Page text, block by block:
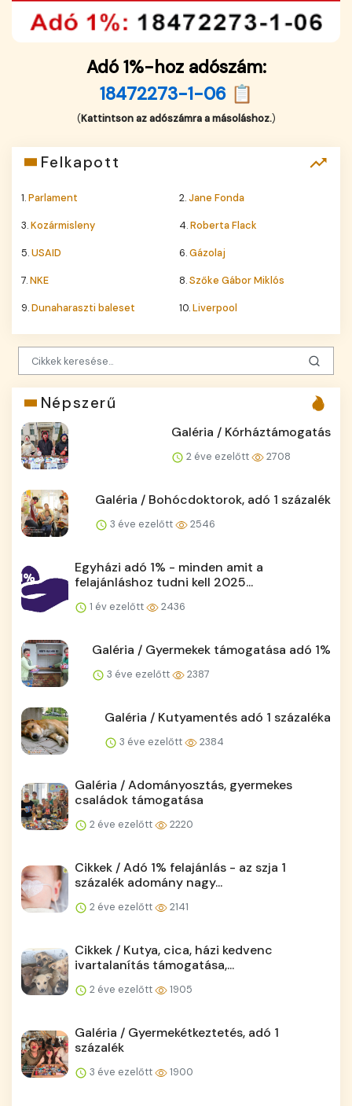
Adó 1%-hoz adószám:
18472273-1-06 📋
(Kattintson az adószámra a másoláshoz.)
Felkapott
1.Parlament 2.Jane Fonda
3.Kozármisleny 4.Roberta Flack
5.USAID 6.Gázolaj
7.NKE 8.Szőke Gábor Miklós
9.Dunaharaszti baleset 10.Liverpool
Népszerű
Galéria / Kórháztámogatás
2 éve ezelőtt 2708
Galéria / Bohócdoktorok, adó 1 százalék
3 éve ezelőtt 2546
Egyházi adó 1% - minden amit a
felajánláshoz tudni kell 2025...
1 év ezelőtt 2436
Galéria / Gyermekek támogatása adó 1%
3 éve ezelőtt 2387
Galéria / Kutyamentés adó 1 százaléka
3 éve ezelőtt 2384
Galéria / Adományosztás, gyermekes
családok támogatása
2 éve ezelőtt 2220
Cikkek / Adó 1% felajánlás - az szja 1
százalék adomány nagy...
2 éve ezelőtt 2141
Cikkek / Kutya, cica, házi kedvenc
ivartalanítás támogatása,...
2 éve ezelőtt 1905
Galéria / Gyermekétkeztetés, adó 1
százalék
3 éve ezelőtt 1900